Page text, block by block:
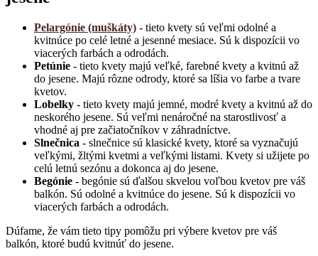
Pelargónie (muškáty) - tieto kvety sú veľmi odolné a
kvitnúce po celé letné a jesenné mesiace. Sú k dispozícii vo
viacerých farbách a odrodách.
Petúnie - tieto kvety majú veľké, farebné kvety a kvitnú až
do jesene. Majú rôzne odrody, ktoré sa líšia vo farbe a tvare
kvetov.
Lobelky - tieto kvety majú jemné, modré kvety a kvitnú až do
neskorého jesene. Sú veľmi nenáročné na starostlivosť a
vhodné aj pre začiatočníkov v záhradníctve.
Slnečnica - slnečnice sú klasické kvety, ktoré sa vyznačujú
veľkými, žltými kvetmi a veľkými listami. Kvety si užijete po
celú letnú sezónu a dokonca aj do jesene.
Begónie - begónie sú ďalšou skvelou voľbou kvetov pre váš
balkón. Sú odolné a kvitnúce do jesene. Sú k dispozícii vo
viacerých farbách a odrodách.
Dúfame, že vám tieto tipy pomôžu pri výbere kvetov pre váš
balkón, ktoré budú kvitnúť do jesene.